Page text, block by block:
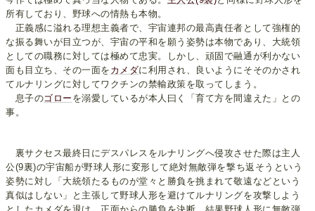
所有しており、野球への情熱も本物。
正義感に溢れる理想主義者で、宇宙連邦の最高責任者として強権的
な振る舞いが目立つが、宇宙の平和を願う姿勢は本物であり、大統領
としての職務に対しては極めて忠実。しかし、頑固で融通が利かない
面も目立ち、その一面を カメダに利用され、良いようにそそのかされ
てルナリングに対してワクチンの禁輸政策を取ってしまう。
息子のゴロー を溺愛しているが本人曰く「育て方を間違えた」との
事。
裏サクセス最終日にデスパレスをルナリングへ侵攻させた際は主人
公(9裏)の宇宙船が野球人形に変形して絶対無敵弾を撃ち返そうという
姿勢に対し「大統領たるものが堂々と勝負を挑まれて敬遠などという
真似はしない」と主張して野球人形を避けてルナリングを攻撃しよう